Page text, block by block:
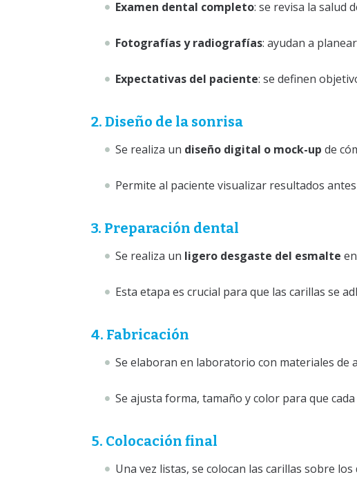
Examen dental completo: se revisa la salud
Fotografías y radiografías: ayudan a
Expectativas del paciente: se definen
2. Diseño de la sonrisa
Se realiza un diseño digital o mock-up de
Permite al paciente visualizar resultados
3. Preparación dental
Se realiza un ligero desgaste del esmalte
Esta etapa es crucial para que las carillas se
4. Fabricación
Se elaboran en laboratorio con materiales de
Se ajusta forma, tamaño y color para que
5. Colocación final
Una vez listas, se colocan las carillas sobre